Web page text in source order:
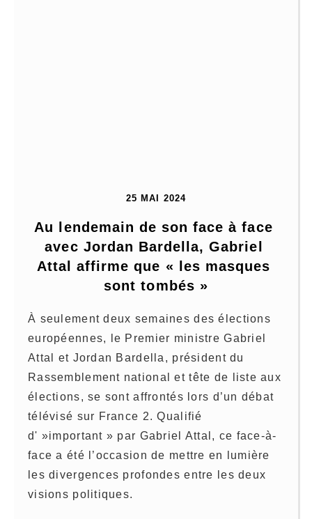
25 MAI 2024
Au lendemain de son face à face
avec Jordan Bardella, Gabriel
Attal affirme que « les masques
sont tombés »
À seulement deux semaines des élections
européennes, le Premier ministre Gabriel
Attal et Jordan Bardella, président du
Rassemblement national et tête de liste aux
élections, se sont affrontés lors d’un débat
télévisé sur France 2. Qualifié
d' »important » par Gabriel Attal, ce face-à-
face a été l’occasion de mettre en lumière
les divergences profondes entre les deux
visions politiques.